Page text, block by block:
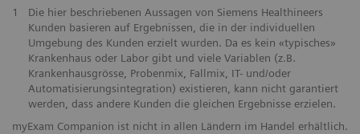
1
Die hier beschriebenen Aussagen von Siemens Healthineers
Kunden basieren auf Ergebnissen, die in der individuellen
Umgebung des Kunden erzielt wurden. Da es kein «typisches»
Krankenhaus oder Labor gibt und viele Variablen (z.B.
Krankenhausgrösse, Probenmix, Fallmix, IT- und/oder
Automatisierungsintegration) existieren, kann nicht garantiert
werden, dass andere Kunden die gleichen Ergebnisse erzielen.
myExam Companion ist nicht in allen Ländern im Handel erhältlich.